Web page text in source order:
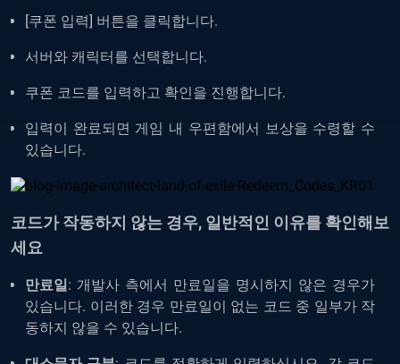
[쿠폰 입력] 버튼을 클릭합니다.
서버와 캐릭터를 선택합니다.
쿠폰 코드를 입력하고 확인을 진행합니다.
입력이 완료되면 게임 내 우편함에서 보상을 수령할 수
있습니다.
코드가 작동하지 않는 경우, 일반적인 이유를 확인해보
세요
만료일: 개발사 측에서 만료일을 명시하지 않은 경우가
있습니다. 이러한 경우 만료일이 없는 코드 중 일부가 작
동하지 않을 수 있습니다.